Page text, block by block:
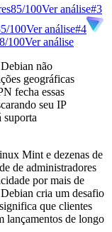
85/100Ver análise#3
/100Ver análise#4
/100Ver análise
não
geográficas
fecha essas
seu IP
suporta
Mint e dezenas de
de administradores
por mais de
cria um desafio
que clientes
lançamentos de longo